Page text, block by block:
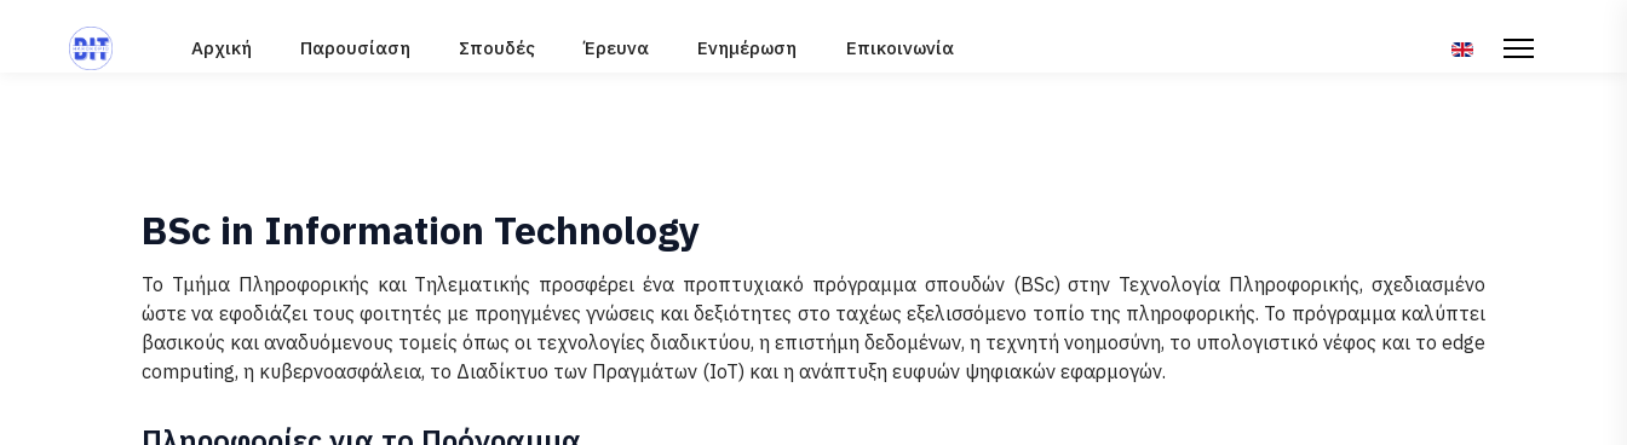
Αρχική Παρουσίαση Σπουδές Έρευνα Ενημέρωση Επικοινωνία Επιλέξτε τη γλώσσα
BSc in Information Technology
Το Τμήμα Πληροφορικής και Τηλεματικής προσφέρει ένα προπτυχιακό πρόγραμμα σπουδών (BSc) στην Τεχνολογία Πληροφορικής, σχεδιασμένο
ώστε να εφοδιάζει τους φοιτητές με προηγμένες γνώσεις και δεξιότητες στο ταχέως εξελισσόμενο τοπίο της πληροφορικής. Το πρόγραμμα καλύπτει
βασικούς και αναδυόμενους τομείς όπως οι τεχνολογίες διαδικτύου, η επιστήμη δεδομένων, η τεχνητή νοημοσύνη, το υπολογιστικό νέφος και το edge
computing, η κυβερνοασφάλεια, το Διαδίκτυο των Πραγμάτων (IoT) και η ανάπτυξη ευφυών ψηφιακών εφαρμογών.